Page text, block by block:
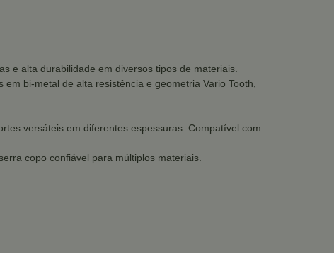
e alta durabilidade em diversos tipos de materiais.
bi-metal de alta resistência e geometria Vario Tooth,
versáteis em diferentes espessuras. Compatível com
copo confiável para múltiplos materiais.